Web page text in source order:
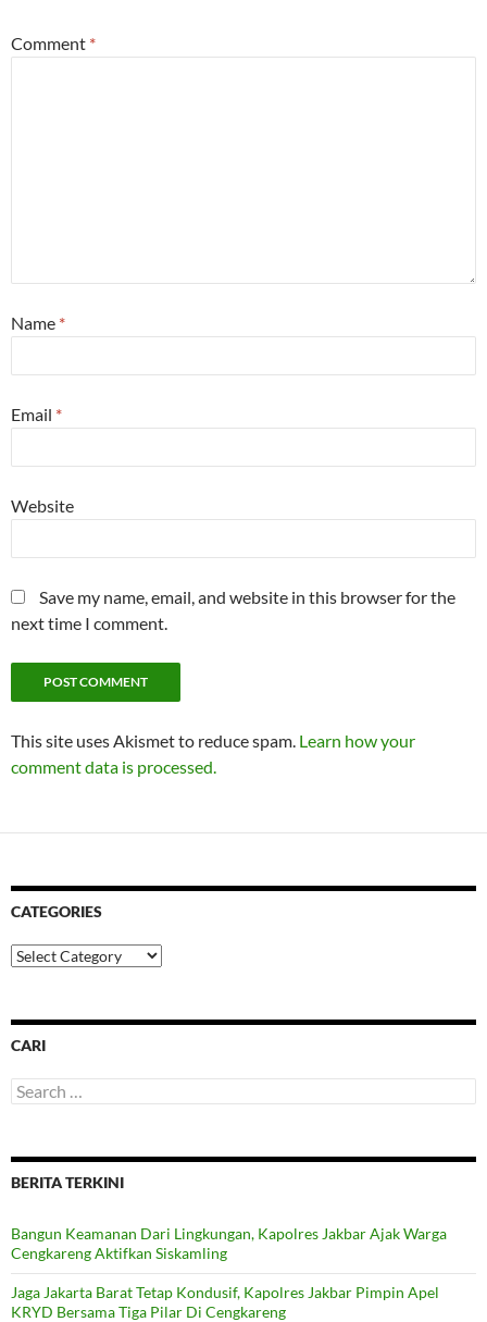
Comment *
Name *
Email *
Website
Save my name, email, and website in this browser for the
next time I comment.
This site uses Akismet to reduce spam. Learn how your
comment data is processed.
CATEGORIES
Categories
CARI
Search
for:
BERITA TERKINI
Bangun Keamanan Dari Lingkungan, Kapolres Jakbar Ajak Warga
Cengkareng Aktifkan Siskamling
Jaga Jakarta Barat Tetap Kondusif, Kapolres Jakbar Pimpin Apel
KRYD Bersama Tiga Pilar Di Cengkareng